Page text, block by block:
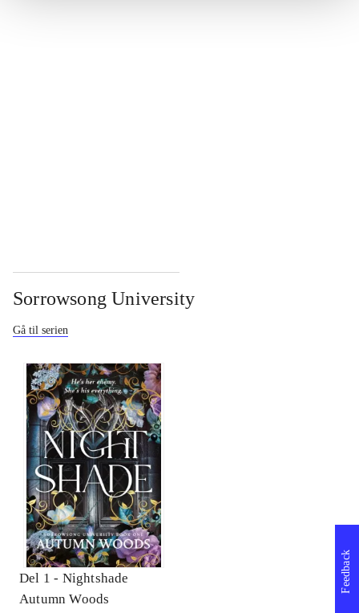
Sorrowsong University
Gå til serien
Del 1 - Nightshade
Autumn Woods
Feedback